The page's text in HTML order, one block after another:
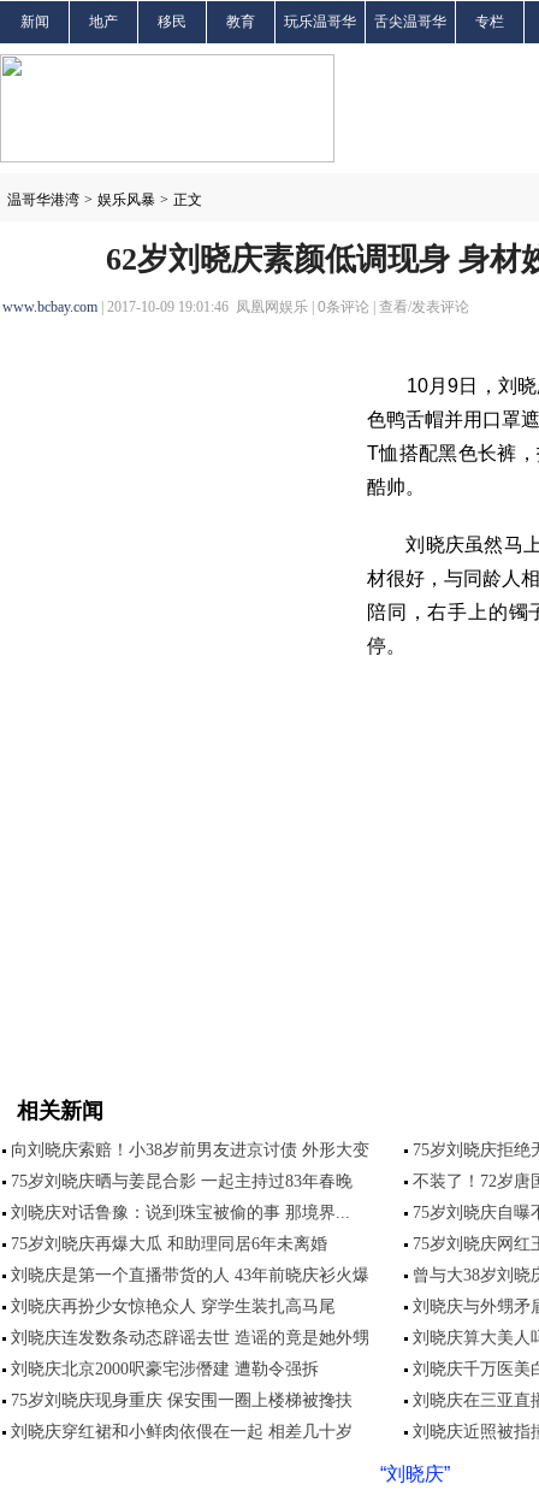
新闻 地产 移民 教育 玩乐温哥华 舌尖温哥华 专栏
温哥华港湾 > 娱乐风暴 > 正文
62岁刘晓庆素颜低调现身 身材
www.bcbay.com | 2017-10-09 19:01:46 凤凰网娱乐 | 0条评论 | 查看/发表评论
10月9日，刘晓
色鸭舌帽并用口罩
T恤搭配黑色长裤
酷帅。
刘晓庆虽然马上
材很好，与同龄人
陪同，右手上的镯
停。
相关新闻
向刘晓庆索赔！小38岁前男友进京讨债 外形大变
75岁刘晓庆拒绝
75岁刘晓庆晒与姜昆合影 一起主持过83年春晚
不装了！72岁唐
刘晓庆对话鲁豫：说到珠宝被偷的事 那境界...
75岁刘晓庆自曝
75岁刘晓庆再爆大瓜 和助理同居6年未离婚
75岁刘晓庆网红
刘晓庆是第一个直播带货的人 43年前晓庆衫火爆
曾与大38岁刘晓
刘晓庆再扮少女惊艳众人 穿学生装扎高马尾
刘晓庆与外甥矛
刘晓庆连发数条动态辟谣去世 造谣的竟是她外甥
刘晓庆算大美人
刘晓庆北京2000呎豪宅涉僭建 遭勒令强拆
刘晓庆千万医美
75岁刘晓庆现身重庆 保安围一圈上楼梯被搀扶
刘晓庆在三亚直
刘晓庆穿红裙和小鲜肉依偎在一起 相差几十岁
刘晓庆近照被指
“刘晓庆”